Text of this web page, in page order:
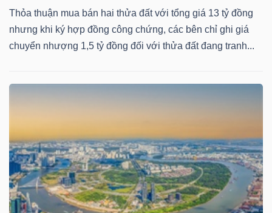
Thỏa thuận mua bán hai thửa đất với tổng giá 13 tỷ đồng
nhưng khi ký hợp đồng công chứng, các bên chỉ ghi giá
chuyển nhượng 1,5 tỷ đồng đối với thửa đất đang tranh...
ĐỘNG
SẢN
chứng
Tất cả Cổ phiếu Chỉ số Chứng chỉ quỹ Chứng
Lãnh
đạo